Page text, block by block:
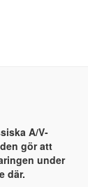
A/V-
gör att
under
där.